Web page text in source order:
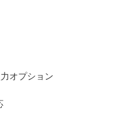
オプション